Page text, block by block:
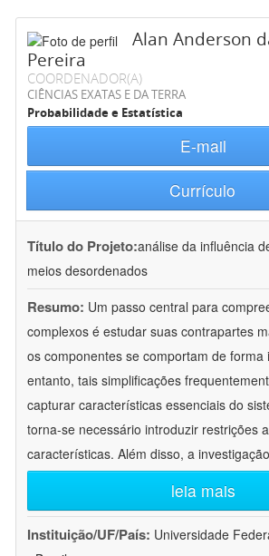
Alan Anderson
Pereira
COORDENADOR(A)
CIÊNCIAS EXATAS E DA TERRA
Probabilidade e Estatística
E-mail
Currículo
Título do Projeto:análise da influência
meios desordenados
Resumo: Um passo central para
complexos é estudar suas contrapartes
os componentes se comportam de forma
entanto, tais simplificações
capturar características essenciais do
torna-se necessário introduzir restrições
características. Além disso, a
leia mais
Instituição/UF/País: Universidade